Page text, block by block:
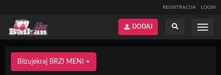
REGISTRACIJA LOGIN
Prikaži
DODAJ
Blizujekraj BRZI MENI